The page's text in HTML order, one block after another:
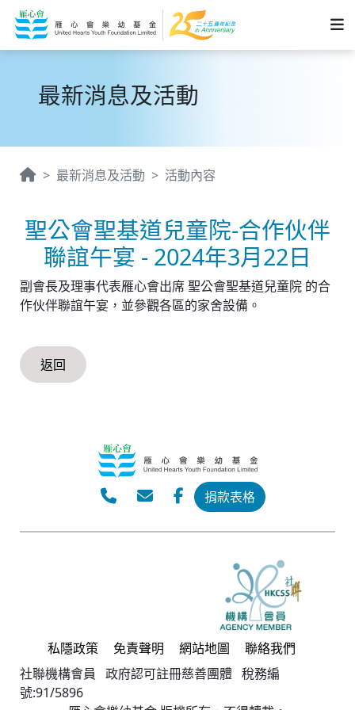
最新消息及活動
最新消息及活動 活動內容
聖公會聖基道兒童院-合作伙伴
聯誼午宴 - 2024年3月22日
副會長及理事代表雁心會出席 聖公會聖基道兒童院 的合
作伙伴聯誼午宴，並參觀各區的家舍設備。
返回
捐款表格
私隱政策 免責聲明 網站地圖
聯絡我們
社聯機構會員 政府認可註冊慈善團體 稅務編
號:91/5896